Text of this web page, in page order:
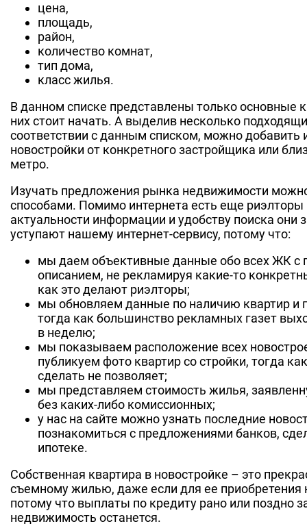
цена,
площадь,
район,
количество комнат,
тип дома,
класс жилья.
В данном списке представлены только основные
них стоит начать. А выделив несколько
соответствии с данным списком, можно добавить
новостройки от конкретного застройщика или
метро.
Изучать предложения рынка недвижимости
способами. Помимо интернета есть еще риэлторы
актуальности информации и удобству поиска они
уступают нашему интернет-сервису, потому что:
мы даем объективные данные обо всех ЖК с
описанием, не рекламируя какие-то
как это делают риэлторы;
мы обновляем данные по наличию квартир и
тогда как большинство рекламных газет
в неделю;
мы показываем расположение всех
публикуем фото квартир со стройки, тогда
сделать не позволяет;
мы представляем стоимость жилья,
без каких-либо комиссионных;
у нас на сайте можно узнать последние
познакомиться с предложениями банков,
ипотеке.
Собственная квартира в новостройке – это
съемному жилью, даже если для ее приобретения
потому что выплаты по кредиту рано или поздно
недвижимость останется.